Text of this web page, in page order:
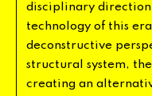
disciplinary direction
technology of this era
deconstructive
structural system,
creating an